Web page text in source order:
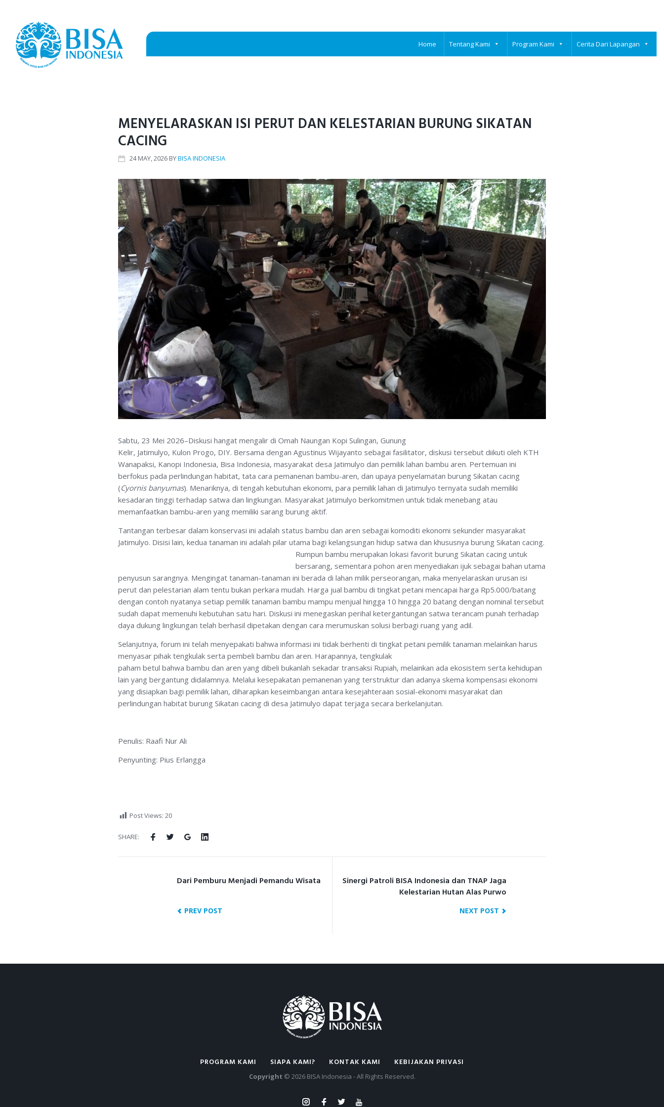
content
Home Tentang Kami Program Kami Cerita Dari Lapangan
MENYELARASKAN ISI PERUT DAN KELESTARIAN BURUNG SIKATAN
CACING
24MAY, 2026 BYBISA INDONESIA
Sabtu, 23 Mei 2026–Diskusi hangat mengalir di Omah Naungan Kopi Sulingan, Gunung
Kelir, Jatimulyo, Kulon Progo, DIY. Bersama dengan Agustinus Wijayanto sebagai fasilitator, diskusi tersebut diikuti oleh KTH
Wanapaksi, Kanopi Indonesia, Bisa Indonesia, masyarakat desa Jatimulyo dan pemilik lahan bambu aren. Pertemuan ini
berfokus pada perlindungan habitat, tata cara pemanenan bambu-aren, dan upaya penyelamatan burung Sikatan cacing
(Cyornis banyumas). Menariknya, di tengah kebutuhan ekonomi, para pemilik lahan di Jatimulyo ternyata sudah memiliki
kesadaran tinggi terhadap satwa dan lingkungan. Masyarakat Jatimulyo berkomitmen untuk tidak menebang atau
memanfaatkan bambu-aren yang memiliki sarang burung aktif.
Tantangan terbesar dalam konservasi ini adalah status bambu dan aren sebagai komoditi ekonomi sekunder masyarakat
Jatimulyo. Disisi lain, kedua tanaman ini adalah pilar utama bagi kelangsungan hidup satwa dan khususnya burung Sikatan cacing.
Rumpun bambu merupakan lokasi favorit burung Sikatan cacing untuk
bersarang, sementara pohon aren menyediakan ijuk sebagai bahan utama
penyusun sarangnya. Mengingat tanaman-tanaman ini berada di lahan milik perseorangan, maka menyelaraskan urusan isi
perut dan pelestarian alam tentu bukan perkara mudah. Harga jual bambu di tingkat petani mencapai harga Rp5.000/batang
dengan contoh nyatanya setiap pemilik tanaman bambu mampu menjual hingga 10 hingga 20 batang dengan nominal tersebut
sudah dapat memenuhi kebutuhan satu hari. Diskusi ini menegaskan perihal ketergantungan satwa terancam punah terhadap
daya dukung lingkungan telah berhasil dipetakan dengan cara merumuskan solusi berbagi ruang yang adil.
Selanjutnya, forum ini telah menyepakati bahwa informasi ini tidak berhenti di tingkat petani pemilik tanaman melainkan harus
menyasar pihak tengkulak serta pembeli bambu dan aren. Harapannya, tengkulak
paham betul bahwa bambu dan aren yang dibeli bukanlah sekadar transaksi Rupiah, melainkan ada ekosistem serta kehidupan
lain yang bergantung didalamnya. Melalui kesepakatan pemanenan yang terstruktur dan adanya skema kompensasi ekonomi
yang disiapkan bagi pemilik lahan, diharapkan keseimbangan antara kesejahteraan sosial-ekonomi masyarakat dan
perlindungan habitat burung Sikatan cacing di desa Jatimulyo dapat terjaga secara berkelanjutan.
Penulis: Raafi Nur Ali
Penyunting: Pius Erlangga
Post Views: 20
SHARE: Facebook
TwitterGoogle+LinkedIn
NAVIGATION
Dari Pemburu Menjadi Pemandu Wisata
PREV POST
Previous
Sinergi Patroli BISA Indonesia dan TNAP Jaga
Kelestarian Hutan Alas Purwo
NEXT POST
Next
post:
PROGRAM KAMI SIAPA KAMI? KONTAK KAMI KEBIJAKAN PRIVASI
Copyright © 2026 BISA Indonesia - All Rights Reserved.
InstagramFacebookTwitterYoutube